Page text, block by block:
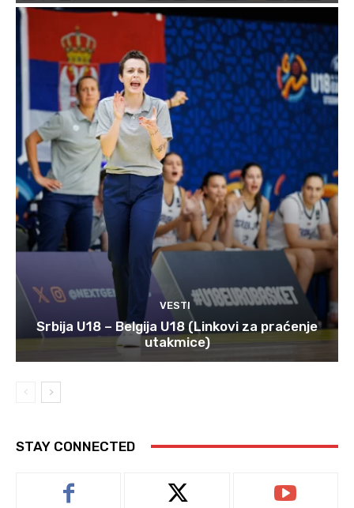
VESTI
Srbija U18 – Belgija U18 (Linkovi za praćenje
utakmice)
STAY CONNECTED